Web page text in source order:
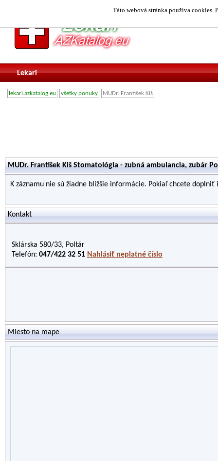
Táto webová stránka používa cookies.
Lekari
lekari.azkatalog.eu všetky ponuky MUDr. František Kiš
MUDr. František Kiš Stomatológia - zubná ambulancia, zubár
K záznamu nie sú žiadne bližšie informácie. Pokiaľ chcete
Kontakt
Sklárska 580/33, Poltár
Telefón: 047/422 32 51 Nahlásiť neplatné číslo
Miesto na mape